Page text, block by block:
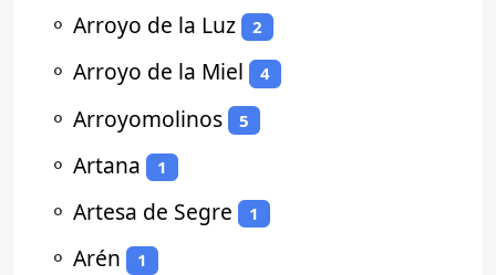
⚬ Arroyo de la Luz 2
⚬ Arroyo de la Miel 4
⚬ Arroyomolinos 5
⚬ Artana 1
⚬ Artesa de Segre 1
⚬ Arén 1